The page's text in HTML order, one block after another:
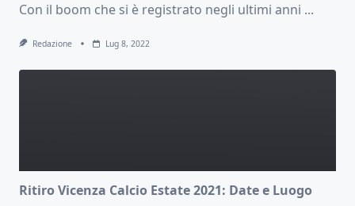
Con il boom che si è registrato negli ultimi anni ...
Redazione Lug 8, 2022
Ritiro Vicenza Calcio Estate 2021: Date e Luogo